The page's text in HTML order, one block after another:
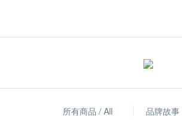
所有商品 / All 品牌故事